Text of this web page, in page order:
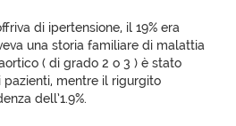
di ipertensione, il 19% era
una storia familiare di malattia
( di grado 2 o 3 ) è stato
pazienti, mentre il rigurgito
dell’1.9%.